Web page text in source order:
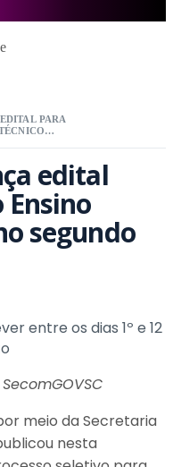
PARA
edital
Ensino
segundo
entre os dias 1º e 12
meio da Secretaria
nesta